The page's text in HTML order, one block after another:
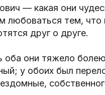
— какая они
любоваться тем, что
друг о друге.
они тяжело
у обоих был